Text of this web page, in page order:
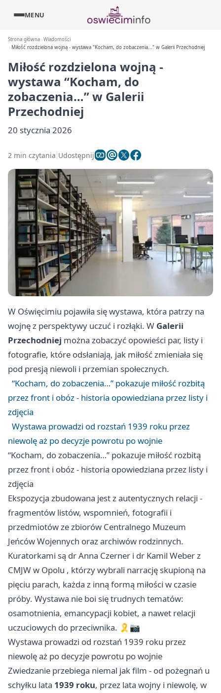
MENU
Strona główna Wiadomości
Miłość rozdzielona wojną - wystawa "Kocham, do zobaczenia..." w Galerii Przechodniej
Miłość rozdzielona wojną -
wystawa “Kocham, do
zobaczenia…” w Galerii
Przechodniej
20 stycznia 2026
2 min czytania Udostępnij
W Oświęcimiu pojawiła się wystawa, która patrzy na
wojnę z perspektywy uczuć i rozłąki. W Galerii
Przechodniej można zobaczyć opowieści par, listy i
fotografie, które odsłaniają, jak miłość zmieniała się
pod presją niewoli i przemian społecznych.
“Kocham, do zobaczenia…” pokazuje miłość rozbitą
przez front i obóz - historia opowiedziana przez listy i
zdjęcia
Wystawa prowadzi od rozstań 1939 roku przez
niewolę aż po decyzje powrotu po wojnie
“Kocham, do zobaczenia…” pokazuje miłość rozbitą
przez front i obóz - historia opowiedziana przez listy i
zdjęcia
Ekspozycja zbudowana jest z autentycznych relacji -
fragmentów listów, wspomnień, fotografii i
przedmiotów ze zbiorów Centralnego Muzeum
Jeńców Wojennych oraz archiwów rodzinnych.
Kuratorkami są dr Anna Czerner i dr Kamil Weber z
CMJW w Opolu , którzy wybrali narrację skupioną na
pięciu parach, każda z inną formą miłości w czasie
próby. Wystawa nie boi się trudnych tematów:
osamotnienia, emancypacji kobiet, a nawet relacji
uczuciowych do przeciwnika. 🎗️📷
Wystawa prowadzi od rozstań 1939 roku przez
niewolę aż po decyzje powrotu po wojnie
Zwiedzanie przebiega niemal jak film - od pożegnań u
schyłku lata 1939 roku, przez lata wojny i niewolę, w